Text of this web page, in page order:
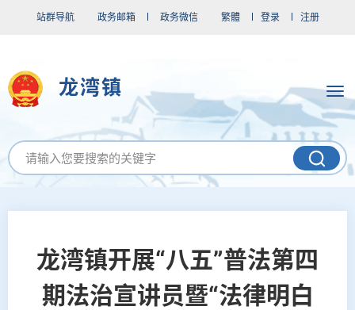
站群导航 政务邮箱 政务微信 繁體 登录 注册
龙湾镇
龙湾镇开展“八五”普法第四
期法治宣讲员暨“法律明白